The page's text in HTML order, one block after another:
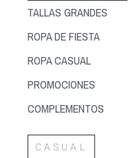
TALLAS GRANDES
ROPA DE FIESTA
ROPA CASUAL
PROMOCIONES
COMPLEMENTOS
CASUAL